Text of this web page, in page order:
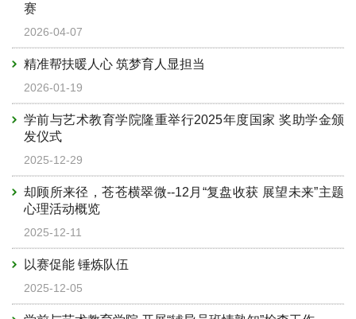
赛
2026-04-07
精准帮扶暖人心 筑梦育人显担当
2026-01-19
学前与艺术教育学院隆重举行2025年度国家 奖助学金颁
发仪式
2025-12-29
却顾所来径，苍苍横翠微--12月“复盘收获 展望未来”主题
心理活动概览
2025-12-11
以赛促能 锤炼队伍
2025-12-05